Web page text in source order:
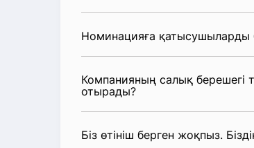
Номинацияға қатысушыларды
Компанияның салық
отырады?
Біз өтініш берген жоқпыз.